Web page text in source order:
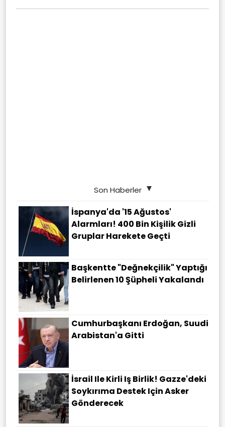
Son Haberler
İspanya'da '15 Ağustos'
Alarmları! 400 Bin Kişilik Gizli
Gruplar Harekete Geçti
Başkentte "değnekçilik" Yaptığı
Belirlenen 10 Şüpheli Yakalandı
Cumhurbaşkanı Erdoğan, Suudi
Arabistan'a Gitti
İsrail Ile Kirli Iş Birlik! Gazze'deki
Soykırıma Destek Için Asker
Gönderecek